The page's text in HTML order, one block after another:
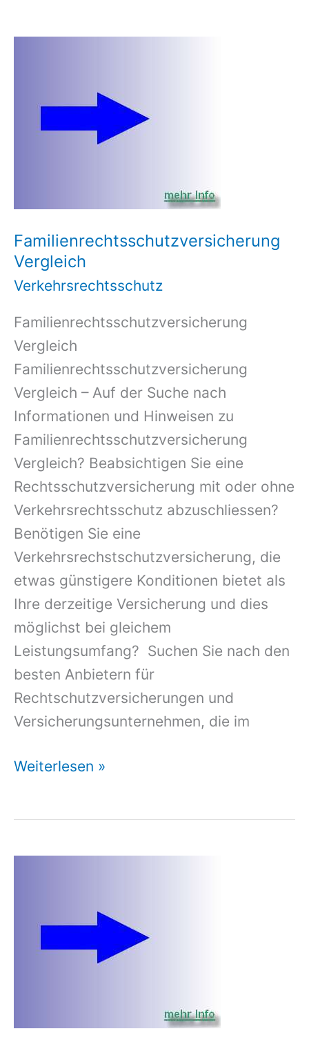
Familienrechtsschutzversicherung
Vergleich
Verkehrsrechtsschutz
Familienrechtsschutzversicherung
Vergleich
Familienrechtsschutzversicherung
Vergleich – Auf der Suche nach
Informationen und Hinweisen zu
Familienrechtsschutzversicherung
Vergleich? Beabsichtigen Sie eine
Rechtsschutzversicherung mit oder ohne
Verkehrsrechtsschutz abzuschliessen?
Benötigen Sie eine
Verkehrsrechstschutzversicherung, die
etwas günstigere Konditionen bietet als
Ihre derzeitige Versicherung und dies
möglichst bei gleichem
Leistungsumfang? Suchen Sie nach den
besten Anbietern für
Rechtschutzversicherungen und
Versicherungsunternehmen, die im
Familienrechtsschutzversicherung
Weiterlesen »